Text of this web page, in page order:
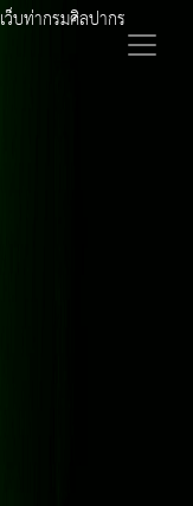
เว็บท่ากรมศิลปากร